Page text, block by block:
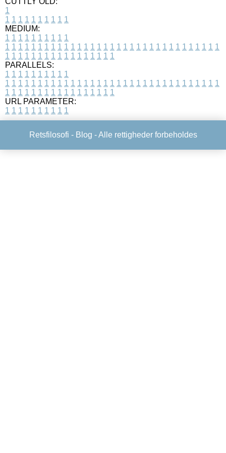
1
1 1 1 1 1 1 1 1 1 1
MEDIUM:
1 1 1 1 1 1 1 1 1 1
1 1 1 1 1 1 1 1 1 1 1 1 1 1 1 1 1 1 1 1 1 1 1 1 1 1 1 1 1 1 1 1 1
1 1 1 1 1 1 1 1 1 1 1 1 1 1 1 1 1
PARALLELS:
1 1 1 1 1 1 1 1 1 1
1 1 1 1 1 1 1 1 1 1 1 1 1 1 1 1 1 1 1 1 1 1 1 1 1 1 1 1 1 1 1 1 1
1 1 1 1 1 1 1 1 1 1 1 1 1 1 1 1 1
URL PARAMETER:
1 1 1 1 1 1 1 1 1 1
Retsfilosofi - Blog - Alle rettigheder forbeholdes